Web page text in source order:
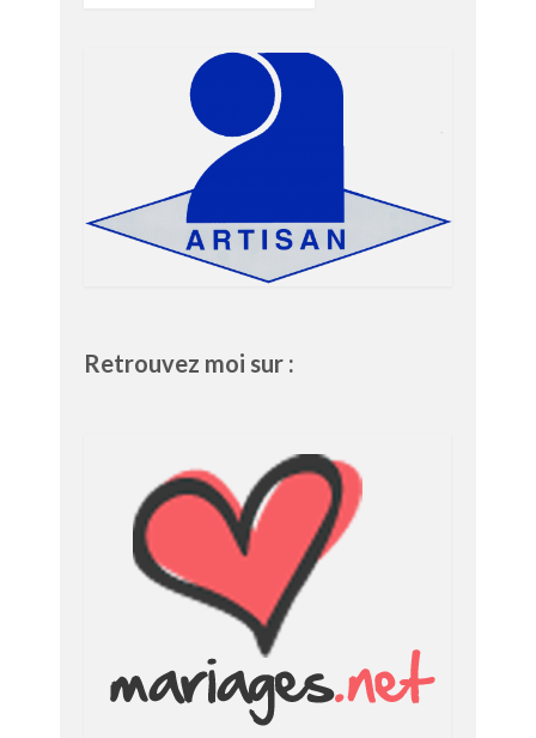
Retrouvez moi sur :